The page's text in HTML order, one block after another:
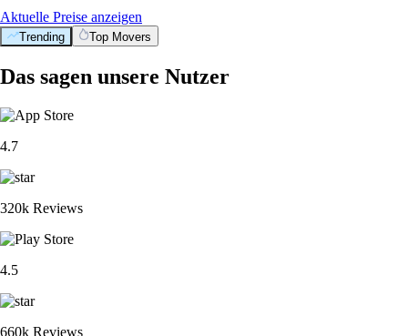
Aktuelle Preise anzeigen
Trending Top Movers
Das sagen unsere Nutzer
4.7
320k Reviews
4.5
660k Reviews